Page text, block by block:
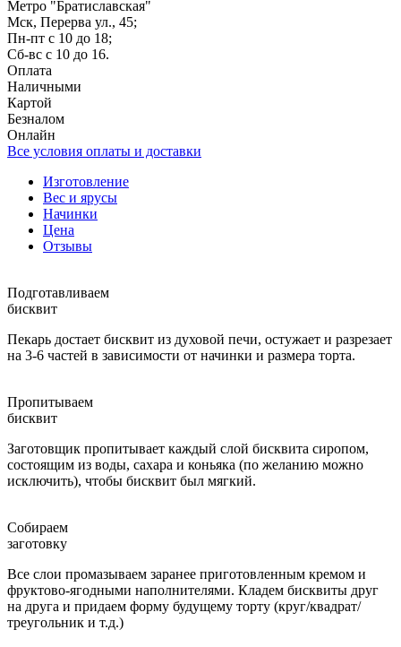
Метро "Братиславская"
Мск, Перерва ул., 45;
Пн-пт с 10 до 18;
Сб-вс с 10 до 16.
Оплата
Наличными
Картой
Безналом
Онлайн
Все условия оплаты и доставки
Изготовление
Вес и ярусы
Начинки
Цена
Отзывы
Подготавливаем
бисквит
Пекарь достает бисквит из духовой печи, остужает и разрезает
на 3-6 частей в зависимости от начинки и размера торта.
Пропитываем
бисквит
Заготовщик пропитывает каждый слой бисквита сиропом,
состоящим из воды, сахара и коньяка (по желанию можно
исключить), чтобы бисквит был мягкий.
Собираем
заготовку
Все слои промазываем заранее приготовленным кремом и
фруктово-ягодными наполнителями. Кладем бисквиты друг
на друга и придаем форму будущему торту (круг/квадрат/
треугольник и т.д.)